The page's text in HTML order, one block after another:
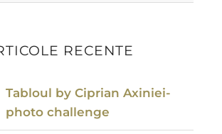
RECENTE
Tabloul by Ciprian Axiniei-
photo challenge